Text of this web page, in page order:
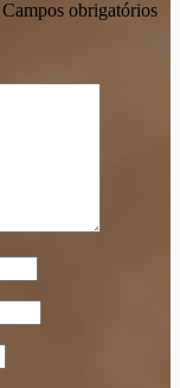
Campos obrigatórios